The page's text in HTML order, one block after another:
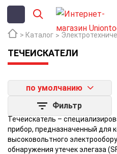
Каталог
Течеискатель –
прибор, предназначенный для
высоковольтного
обнаружения утечек элегаза
ТЕЧЕИСКАТЕЛИ
по умолчанию
Фильтр